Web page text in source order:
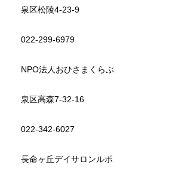
泉区松陵4-23-9
022-299-6979
NPO法人おひさまくらぶ
泉区高森7-32-16
022-342-6027
長命ヶ丘デイサロンルポ